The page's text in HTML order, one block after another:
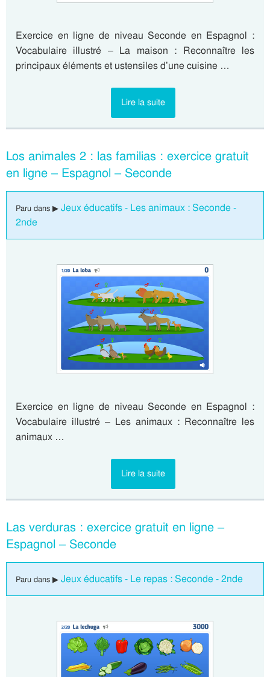
Exercice en ligne de niveau Seconde en Espagnol :
Vocabulaire illustré – La maison : Reconnaître les
principaux éléments et ustensiles d’une cuisine …
Lire la suite
Los animales 2 : las familias : exercice gratuit
en ligne – Espagnol – Seconde
Paru dans ▶ Jeux éducatifs - Les animaux : Seconde -
2nde
Exercice en ligne de niveau Seconde en Espagnol :
Vocabulaire illustré – Les animaux : Reconnaître les
animaux …
Lire la suite
Las verduras : exercice gratuit en ligne –
Espagnol – Seconde
Paru dans ▶ Jeux éducatifs - Le repas : Seconde - 2nde